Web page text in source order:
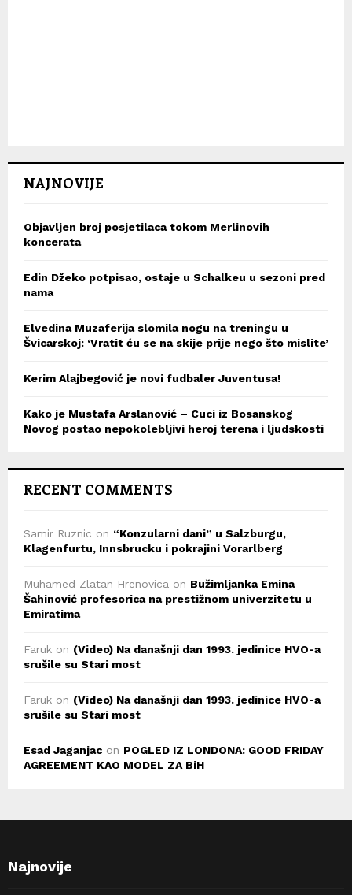
NAJNOVIJE
Objavljen broj posjetilaca tokom Merlinovih
koncerata
Edin Džeko potpisao, ostaje u Schalkeu u sezoni pred
nama
Elvedina Muzaferija slomila nogu na treningu u
Švicarskoj: ‘Vratit ću se na skije prije nego što mislite’
Kerim Alajbegović je novi fudbaler Juventusa!
Kako je Mustafa Arslanović – Cuci iz Bosanskog
Novog postao nepokolebljivi heroj terena i ljudskosti
RECENT COMMENTS
Samir Ruznic on “Konzularni dani” u Salzburgu,
Klagenfurtu, Innsbrucku i pokrajini Vorarlberg
Muhamed Zlatan Hrenovica on Bužimljanka Emina
Šahinović profesorica na prestižnom univerzitetu u
Emiratima
Faruk on (Video) Na današnji dan 1993. jedinice HVO-a
srušile su Stari most
Faruk on (Video) Na današnji dan 1993. jedinice HVO-a
srušile su Stari most
Esad Jaganjac on POGLED IZ LONDONA: GOOD FRIDAY
AGREEMENT KAO MODEL ZA BiH
Najnovije